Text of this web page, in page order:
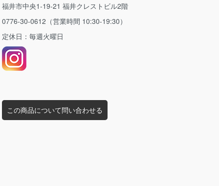
福井市中央1-19-21 福井クレストビル2階
0776-30-0612（営業時間 10:30-19:30）
定休日：毎週火曜日
この商品について問い合わせる